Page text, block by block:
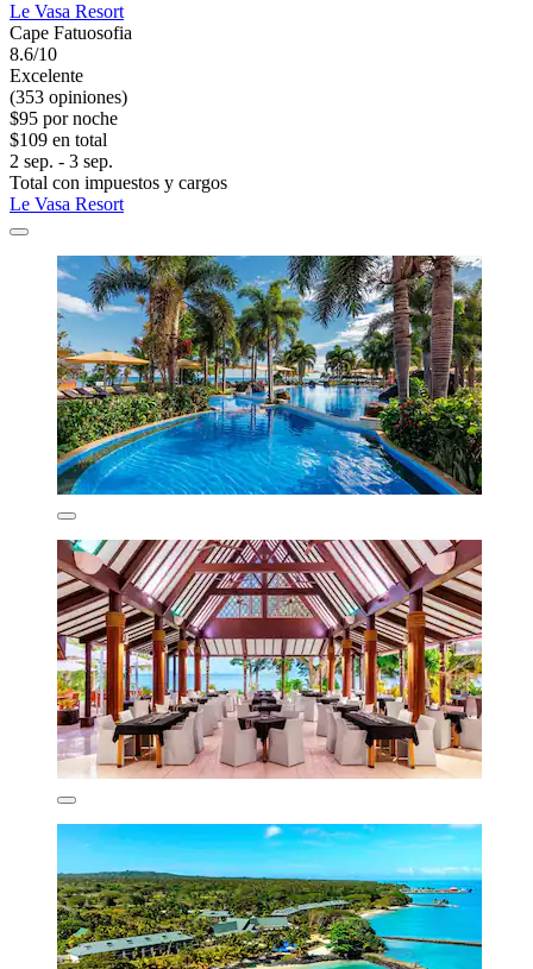
Le Vasa Resort
Cape Fatuosofia
8.6/10
Excelente
(353 opiniones)
$95 por noche
$109 en total
2 sep. - 3 sep.
Total con impuestos y cargos
Le Vasa Resort